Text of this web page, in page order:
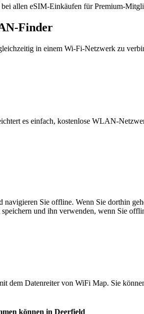
allen eSIM-Einkäufen für Premium-
Finder
in einem Wi-Fi-Netzwerk zu
es einfach, kostenlose WLAN-
navigieren Sie offline. Wenn Sie dorthin
und ihn verwenden, wenn Sie
dem Datenreiter von WiFi Map. Sie
können in Deerfield